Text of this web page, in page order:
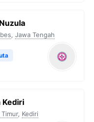
, Jawa Tengah
Kediri
, Kediri